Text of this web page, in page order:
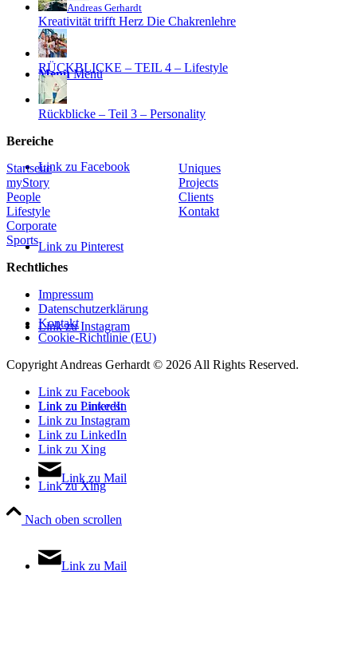
Menü Menü
Link zu Facebook
Link zu Pinterest
Link zu Instagram
Link zu LinkedIn
Link zu Xing
Link zu Mail
Andreas Gerhardt
Kreativität trifft Herz Die Chakrenlehre
RÜCKBLICKE – TEIL 4 – Lifestyle
Rückblicke – Teil 3 – Personality
Bereiche
Startseite
myStory
People
Lifestyle
Corporate
Sports
Uniques
Projects
Clients
Kontakt
Rechtliches
Impressum
Datenschutzerklärung
Kontakt
Cookie-Richtlinie (EU)
Copyright Andreas Gerhardt © 2026 All Rights Reserved.
Link zu Facebook
Link zu Pinterest
Link zu Instagram
Link zu LinkedIn
Link zu Xing
Link zu Mail
Nach oben scrollen